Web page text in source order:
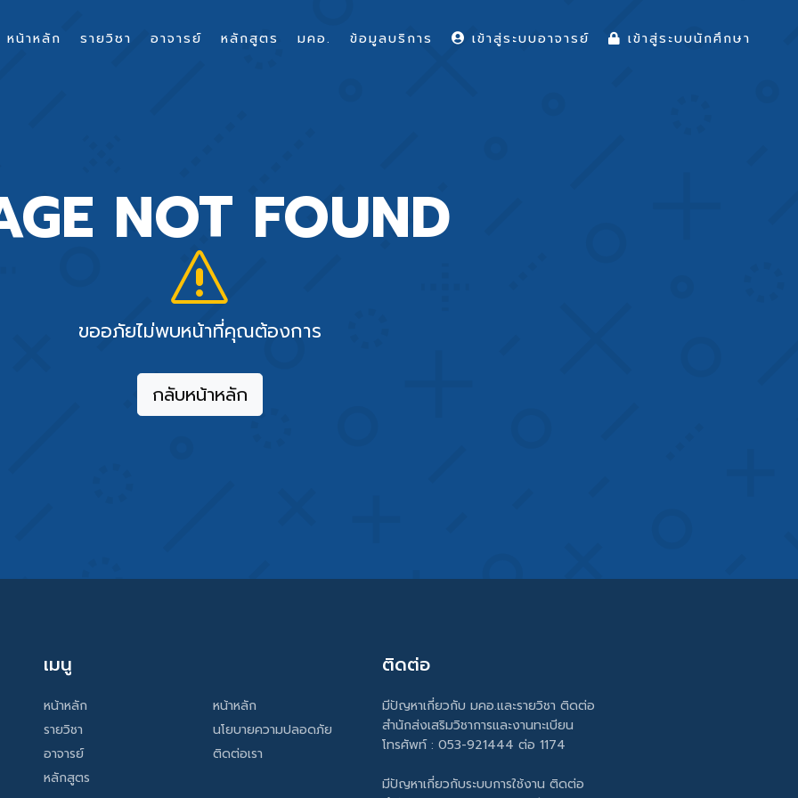
NOT FOUND
ขออภัยไม่พบหน้าที่คุณต้องการ
กลับหน้าหลัก
เมนู
หน้าหลัก
รายวิชา
อาจารย์
หลักสูตร
หน้าหลัก
นโยบายความปลอดภัย
ติดต่อเรา
ติดต่อ
มีปัญหาเกี่ยวกับ มคอ.และรายวิชา ติดต่อ
สำนักส่งเสริมวิชาการและงานทะเบียน
โทรศัพท์ : 053-921444 ต่อ 1174
มีปัญหาเกี่ยวกับระบบการใช้งาน ติดต่อ
หน้าหลัก รายวิชา อาจารย์ หลักสูตร มคอ. ข้อมูลบริการ เข้าสู่ระบบอาจารย์ เข้าสู่ระบบนักศึกษา